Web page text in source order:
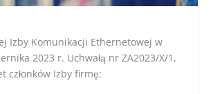
Izby Komunikacji Ethernetowej w
2023 r. Uchwałą nr ZA2023/X/1,
członków Izby firmę: